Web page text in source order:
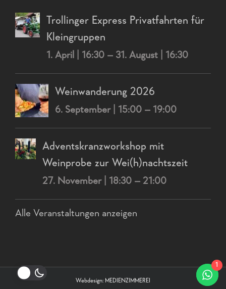
Trollinger Express Privatfahrten für
Kleingruppen
1. April | 16:30 – 31. August | 16:30
Weinwanderung 2026
6. September | 15:00 – 19:00
Adventskranzworkshop mit
Weinprobe zur Wei(h)nachtszeit
27. November | 18:30 – 21:00
Alle Veranstaltungen anzeigen
Webdesign: MEDIENZIMMEREI